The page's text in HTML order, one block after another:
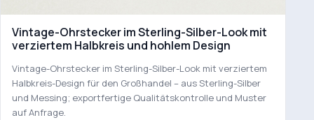
Vintage-Ohrstecker im Sterling-Silber-Look mit
verziertem Halbkreis und hohlem Design
Vintage-Ohrstecker im Sterling-Silber-Look mit verziertem
Halbkreis-Design für den Großhandel – aus Sterling-Silber
und Messing; exportfertige Qualitätskontrolle und Muster
auf Anfrage.